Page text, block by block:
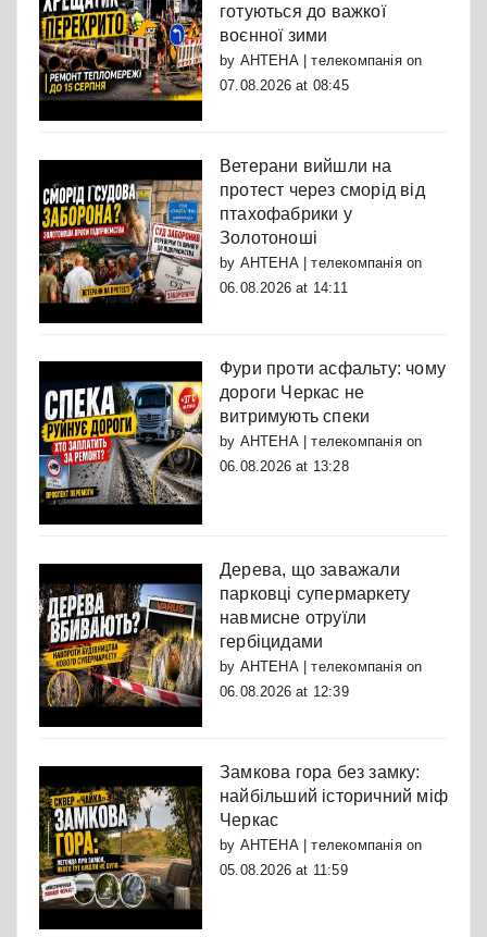
готуються до важкої
воєнної зими
by АНТЕНА | телекомпаніяon
07.08.2026 at 08:45
Ветерани вийшли на
протест через сморід від
птахофабрики у
Золотоноші
by АНТЕНА | телекомпаніяon
06.08.2026 at 14:11
Фури проти асфальту: чому
дороги Черкас не
витримують спеки
by АНТЕНА | телекомпаніяon
06.08.2026 at 13:28
Дерева, що заважали
парковці супермаркету
навмисне отруїли
гербіцидами
by АНТЕНА | телекомпаніяon
06.08.2026 at 12:39
Замкова гора без замку:
найбільший історичний міф
Черкас
by АНТЕНА | телекомпаніяon
05.08.2026 at 11:59